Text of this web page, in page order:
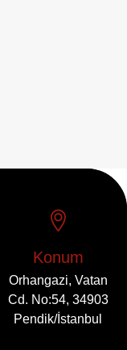
Konum
Orhangazi, Vatan
Cd. No:54, 34903
Pendik/İstanbul